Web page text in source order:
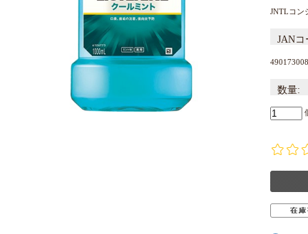
JNTLコン
JANコ
数量: